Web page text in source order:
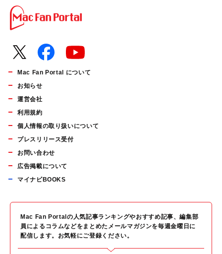
Mac Fan Portal について
お知らせ
運営会社
利用規約
個人情報の取り扱いについて
プレスリリース受付
お問い合わせ
広告掲載について
マイナビBOOKS
Mac Fan Portalの人気記事ランキングやおすすめ記事、編集部
員によるコラムなどをまとめたメールマガジンを毎週金曜日に
配信します。お気軽にご登録ください。